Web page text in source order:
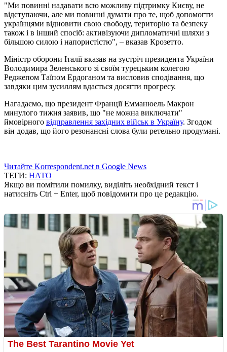
"Ми повинні надавати всю можливу підтримку Києву, не
відступаючи, але ми повинні думати про те, щоб допомогти
українцями відновити свою свободу, територію та безпеку
також і в інший спосіб: активізуючи дипломатичні шляхи з
більшою силою і напористістю", – вказав Крозетто.
Міністр оборони Італії вказав на зустріч президента України
Володимира Зеленського зі своїм турецьким колегою
Реджепом Таїпом Ердоганом та висловив сподівання, що
завдяки цим зусиллям вдасться досягти прогресу.
Нагадаємо, що президент Франції Емманюель Макрон
минулого тижня заявив, що "не можна виключати"
ймовірного відправлення західних військ в Україну. Згодом
він додав, що його резонансні слова були ретельно продумані.
Читайте Korrespondent.net в Google News
ТЕГИ: НАТО
Якщо ви помітили помилку, виділіть необхідний текст і
натисніть Ctrl + Enter, щоб повідомити про це редакцію.